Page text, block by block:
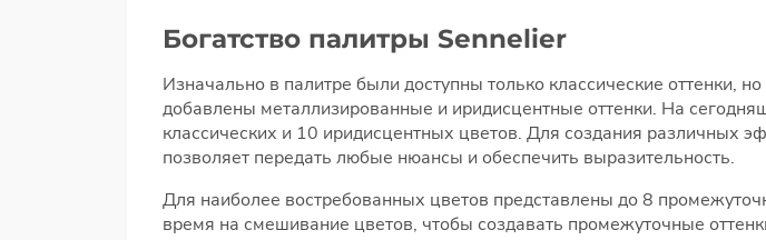
Богатство палитры Sennelier
Изначально в палитре были доступны только классические оттенки,
добавлены металлизированные и иридисцентные оттенки. На
классических и 10 иридисцентных цветов. Для создания различных
позволяет передать любые нюансы и обеспечить выразительность.
Для наиболее востребованных цветов представлены до 8
время на смешивание цветов, чтобы создавать промежуточные